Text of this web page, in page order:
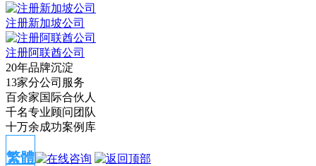
注册新加坡公司
注册阿联酋公司
20年品牌沉淀
13家分公司服务
百余家国际合伙人
千名专业顾问团队
十万余成功案例库
繁體